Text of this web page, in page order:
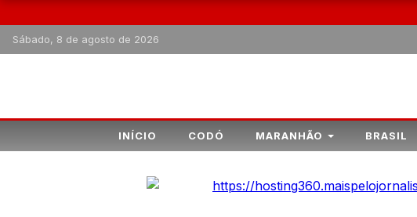
Sábado, 8 de agosto de 2026
INÍCIO CODÓ MARANHÃO BRASIL